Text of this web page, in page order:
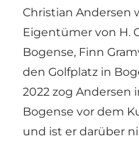
Christian Andersen
Eigentümer von H.
Bogense, Finn
den Golfplatz in
2022 zog Andersen
Bogense vor dem
und ist er darüber